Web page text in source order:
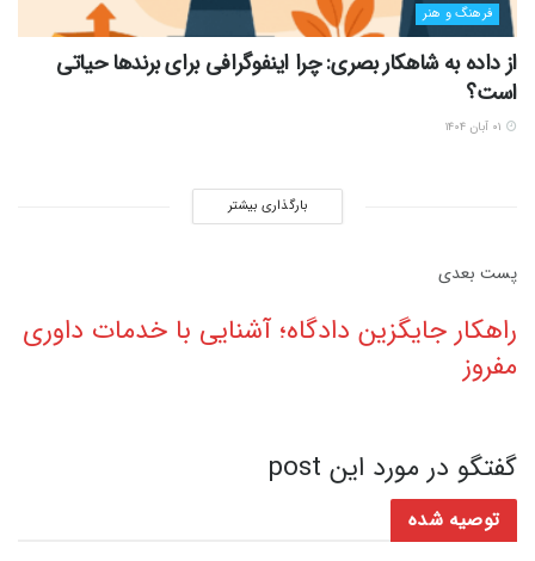
فرهنگ و هنر
از داده به شاهکار بصری: چرا اینفوگرافی برای برندها حیاتی
است؟
بارگذاری بیشتر
پست‌ بعدی
راهکار جایگزین دادگاه؛ آشنایی با خدمات داوری
مفروز
گفتگو در مورد این post
توصیه شده